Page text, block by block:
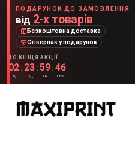
ПОДАРУНОК ДО ЗАМОВЛЕННЯ
від 2-х товарів
Безкоштовна доставка
Стікерпак у подарунок
ДО КІНЦЯ АКЦІЇ
02
д
: 23
год
:59
хв
:46
сек